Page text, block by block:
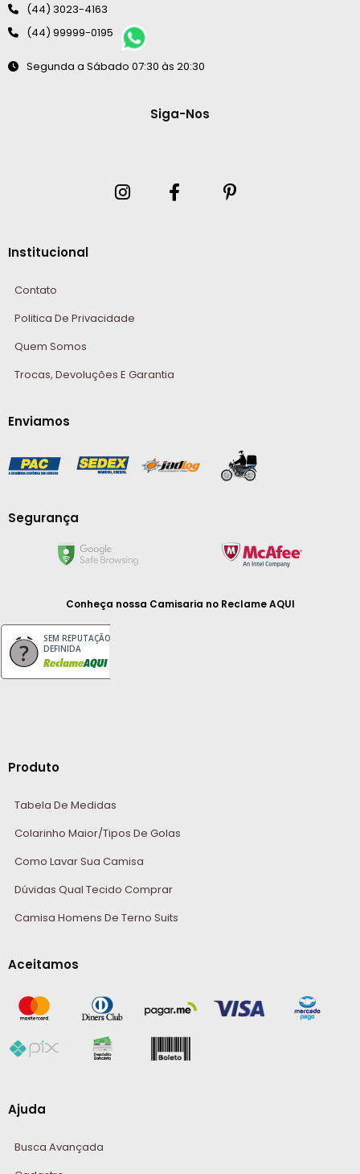
(44) 3023-4163
(44) 99999-0195
Segunda a Sábado 07:30 às 20:30
Siga-Nos
Institucional
Contato
Politica De Privacidade
Quem Somos
Trocas, Devoluções E Garantia
Enviamos
Segurança
Conheça nossa Camisaria no Reclame AQUI
SEM REPUTAÇÃO
DEFINIDA
Produto
Tabela De Medidas
Colarinho Maior/Tipos De Golas
Como Lavar Sua Camisa
Dúvidas Qual Tecido Comprar
Camisa Homens De Terno Suits
Aceitamos
Ajuda
Busca Avançada